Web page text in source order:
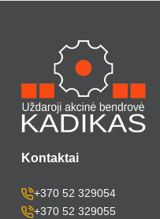
Kontaktai
+370 52 329054
+370 52 329055